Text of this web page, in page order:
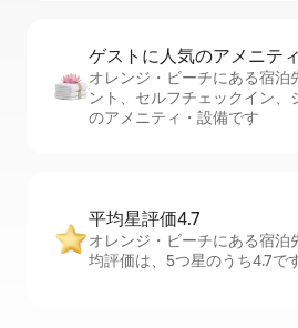
ゲストに人⁠気⁠のア⁠メ⁠ニ⁠テ⁠
オレンジ・ビーチにある宿泊
ント、セ⁠ル⁠フチ⁠ェ⁠ッ⁠ク⁠イ⁠ン、
のアメニティ・設備です
平均星評価4.7
オレンジ・ビーチにある宿泊
均評価は、5つ星のうち4.7で